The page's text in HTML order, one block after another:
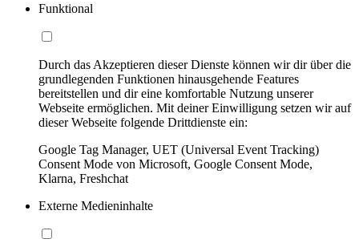
Funktional
Durch das Akzeptieren dieser Dienste können wir dir über die
grundlegenden Funktionen hinausgehende Features
bereitstellen und dir eine komfortable Nutzung unserer
Webseite ermöglichen. Mit deiner Einwilligung setzen wir auf
dieser Webseite folgende Drittdienste ein:
Google Tag Manager, UET (Universal Event Tracking)
Consent Mode von Microsoft, Google Consent Mode,
Klarna, Freshchat
Externe Medieninhalte